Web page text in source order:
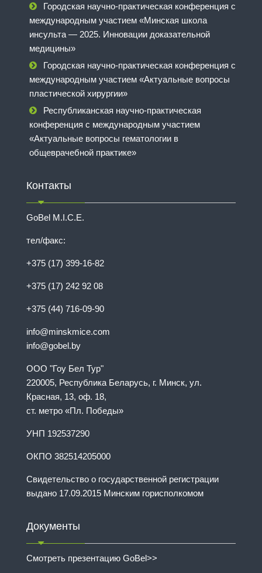
Городская научно-практическая конференция с
международным участием «Минская школа
инсульта — 2025. Инновации доказательной
медицины»
Городская научно-практическая конференция с
международным участием «Актуальные вопросы
пластической хирургии»
Республиканская научно-практическая
конференция с международным участием
«Актуальные вопросы гематологии в
общеврачебной практике»
Контакты
GoBel M.I.C.E.
тел/факс:
+375 (17) 399-16-82
+375 (17) 242 92 08
+375 (44) 716-09-90
info@minskmice.com
info@gobel.by
ООО "Гоу Бел Тур"
220005, Республика Беларусь, г. Минск, ул.
Красная, 13, оф. 18,
ст. метро «Пл. Победы»
УНП 192537290
ОКПО 382514205000
Свидетельство о государственной регистрации
выдано 17.09.2015 Минским горисполкомом
Документы
Смотреть презентацию GoBel>>